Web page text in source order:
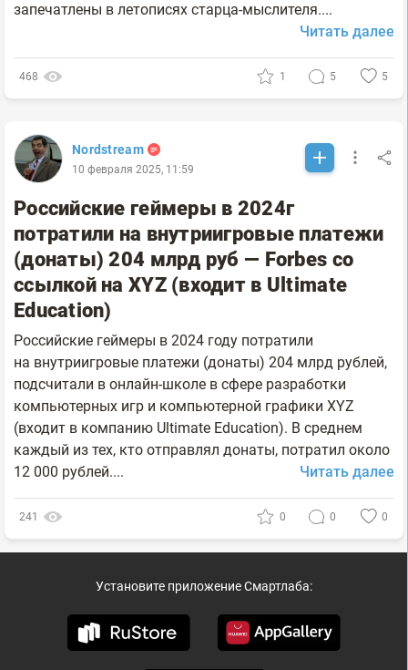
запечатлены в летописях старца-мыслителя....
Читать далее
468 1 5 5
Nordstream
10 февраля 2025, 11:59
Российские геймеры в 2024г
потратили на внутриигровые платежи
(донаты) 204 млрд руб — Forbes со
ссылкой на XYZ (входит в Ultimate
Education)
Российские геймеры в 2024 году потратили
на внутриигровые платежи (донаты) 204 млрд рублей,
подсчитали в онлайн-школе в сфере разработки
компьютерных игр и компьютерной графики XYZ
(входит в компанию Ultimate Education). В среднем
каждый из тех, кто отправлял донаты, потратил около
12 000 рублей....
Читать далее
241 0 0 0
Установите приложение Смартлаба: